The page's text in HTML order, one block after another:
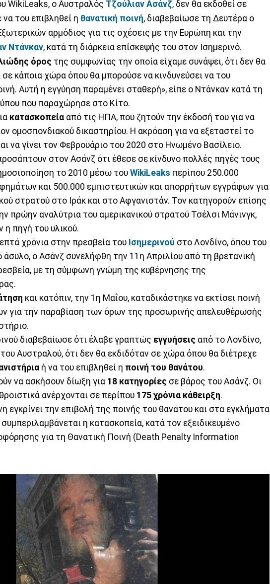
WikiLeaks, ο Αυστραλός Τζούλιαν Ασάνζ, δεν θα εκδοθεί σε
του επιβληθεί η θανατική ποινή, διαβεβαίωσε τη Δευτέρα ο
αρμόδιος για τις σχέσεις με την Ευρώπη και την
Ντάνκαν, κατά τη διάρκεια επίσκεψής του στον Ισημερινό.
όρος της συμφωνίας την οποία είχαμε συνάψει, ότι δεν θα
σε κάποια χώρα όπου θα μπορούσε να κινδυνεύσει να του
Αυτή η εγγύηση παραμένει σταθερή», είπε ο Ντάνκαν κατά τη
που παραχώρησε στο Κίτο.
κατασκοπεία από τις ΗΠΑ, που ζητούν την έκδοσή του για να
ομοσπονδιακού δικαστηρίου. Η ακρόαση για να εξεταστεί το
να γίνει τον Φεβρουάριο του 2020 στο Ηνωμένο Βασίλειο.
στον Ασάνζ ότι έθεσε σε κίνδυνο πολλές πηγές τους
το 2010 μέσω του WikiLeaks περίπου 250.000
και 500.000 εμπιστευτικών και απορρήτων εγγράφων για
στρατού στο Ιράκ και στο Αφγανιστάν. Τον κατηγορούν επίσης
πρώην αναλύτρια του αμερικανικού στρατού Τσέλσι Μάνινγκ,
πηγή του υλικού.
χρόνια στην πρεσβεία του Ισημερινού στο Λονδίνο, όπου του
άσυλο, ο Ασάνζ συνελήφθη την 11η Απριλίου από τη βρετανική
με τη σύμφωνη γνώμη της κυβέρνησης της
και κατόπιν, την 1η Μαΐου, καταδικάστηκε να εκτίσει ποινή
για την παραβίαση των όρων της προσωρινής απελευθέρωσής
διαβεβαίωσε ότι έλαβε γραπτώς εγγυήσεις από το Λονδίνο,
Αυστραλού, ότι δεν θα εκδιδόταν σε χώρα όπου θα διέτρεχε
ή να του επιβληθεί η ποινή του θανάτου.
να ασκήσουν δίωξη για 18 κατηγορίες σε βάρος του Ασάνζ. Οι
ανέρχονται σε περίπου 175 χρόνια κάθειρξη.
εγκρίνει την επιβολή της ποινής του θανάτου και στα εγκλήματα
η κατασκοπεία, κατά τον εξειδικευμένο
για τη Θανατική Ποινή (Death Penalty Information